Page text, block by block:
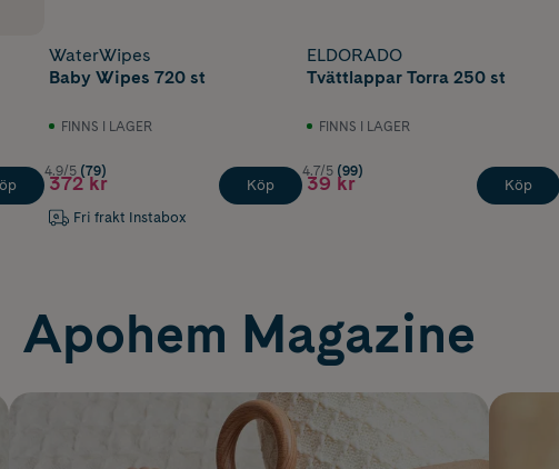
WaterWipes
Baby Wipes 720 st
FINNS I LAGER
4.9/5 (79)
372 kr
Fri frakt Instabox
Köp
ELDORADO
Tvättlappar Torra 250 st
FINNS I LAGER
4.7/5 (99)
39 kr Köp
Apohem Magazine